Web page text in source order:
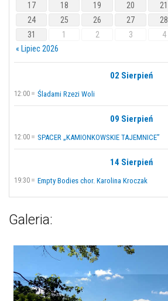
17
18 19 20 21
24
25 26 27 28
31
1 2 3 4
« Lipiec 2026
02 Sierpień
12:00 Śladami Rzezi Woli
09 Sierpień
12:00 SPACER „KAMIONKOWSKIE TAJEMNICE”
14 Sierpień
19:30 Empty Bodies chor. Karolina Kroczak
Galeria: